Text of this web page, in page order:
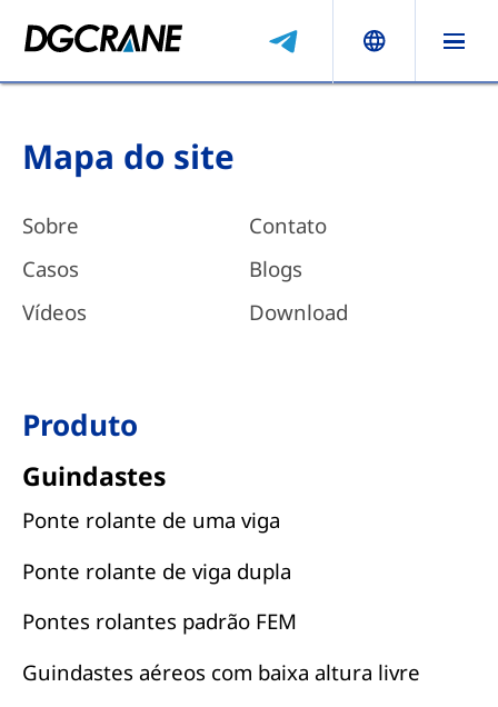
Mapa do site
Sobre
Contato
Casos
Blogs
Vídeos
Download
Produto
Guindastes
Ponte rolante de uma viga
Ponte rolante de viga dupla
Pontes rolantes padrão FEM
Guindastes aéreos com baixa altura livre